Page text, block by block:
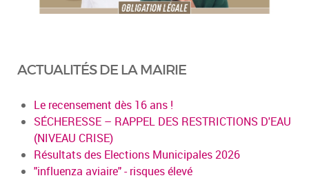
ACTUALITÉS DE LA MAIRIE
Le recensement dès 16 ans !
SÉCHERESSE – RAPPEL DES RESTRICTIONS D'EAU
(NIVEAU CRISE)
Résultats des Elections Municipales 2026
"influenza aviaire" - risques élevé